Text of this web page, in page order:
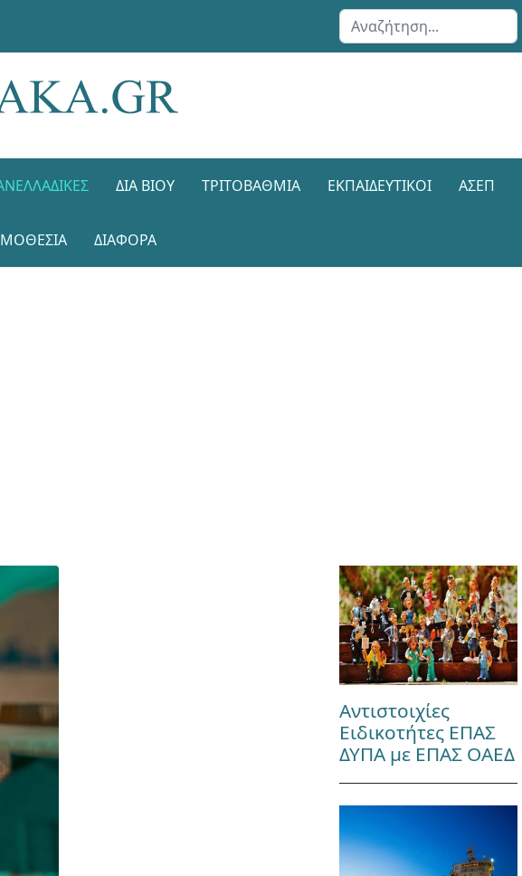
Αναζήτηση...
ΔΙΑ ΒΊΟΥ ΤΡΙΤΟΒΆΘΜΙΑ ΕΚΠΑΙΔΕΥΤΙΚΟΊ ΑΣΕΠ
ΔΙΑΦΟΡΑ
Αντιστοιχίες
Ειδικοτήτες ΕΠΑΣ
ΔΥΠΑ με ΕΠΑΣ ΟΑΕΔ